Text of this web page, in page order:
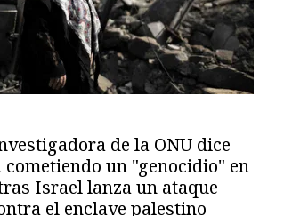
de la ONU dice
cometiendo un "genocidio" en
Israel lanza un ataque
el enclave palestino